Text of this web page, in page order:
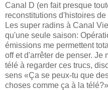
Canal D (en fait presque
reconstitutions d'histoires
Les super radins à Canal
qu'une seule saison:
émissions me permettent
off et d'arrêter de penser. Je
télé à regarder ces trucs,
sens «Ça se peux-tu que
choses comme ça à la